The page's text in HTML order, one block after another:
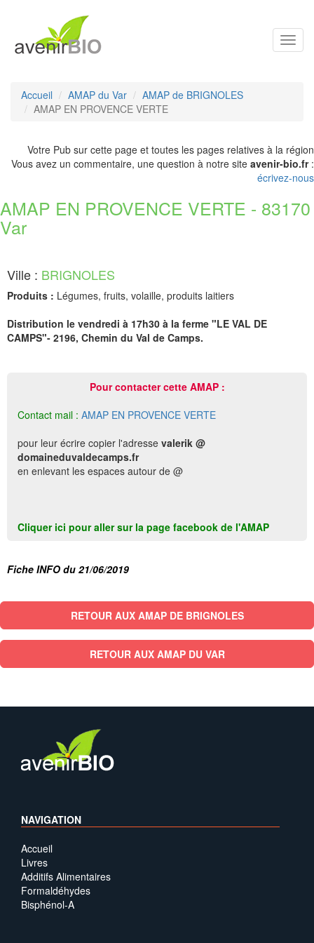
Accueil AMAP du Var
AMAP de BRIGNOLES
AMAP EN PROVENCE VERTE
Votre Pub sur cette page et toutes les pages relatives à la région
Vous avez un commentaire, une question à notre site avenir-bio.fr:
écrivez-nous
AMAP EN PROVENCE VERTE - 83170
Var
Ville : BRIGNOLES
Produits : Légumes, fruits, volaille, produits laitiers
Distribution le vendredi à 17h30 à la ferme "LE VAL DE
CAMPS"- 2196, Chemin du Val de Camps.
Pour contacter cette AMAP :
Contact mail : AMAP EN PROVENCE VERTE
pour leur écrire copier l'adresse valerik @
domaineduvaldecamps.fr
en enlevant les espaces autour de @
Cliquer ici pour aller sur la page facebook de l'AMAP
Fiche INFO du 21/06/2019
RETOUR AUX AMAP DE BRIGNOLES
RETOUR AUX AMAP DU VAR
NAVIGATION
Accueil
Livres
Additifs Alimentaires
Formaldéhydes
Bisphénol-A